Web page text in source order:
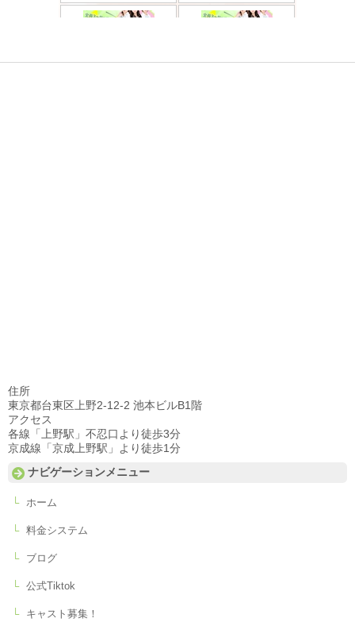
住所
東京都台東区上野2-12-2 池本ビルB1階
アクセス
各線「上野駅」不忍口より徒歩3分
京成線「京成上野駅」より徒歩1分
ナビゲーションメニュー
ホーム
料金システム
ブログ
公式Tiktok
キャスト募集！